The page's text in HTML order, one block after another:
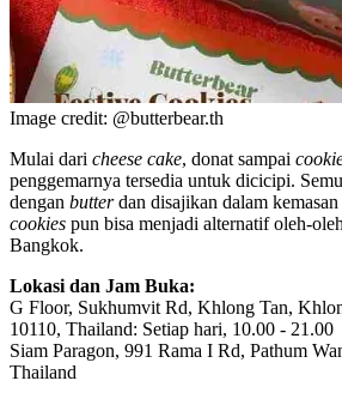
Image credit: @butterbear.th
Mulai dari cheese cake, donat sampai
penggemarnya tersedia untuk dicicipi.
dengan butterdan disajikan dalam
cookies pun bisa menjadi alternatif oleh-
Bangkok.
Lokasi dan Jam Buka:
G Floor, Sukhumvit Rd, Khlong Tan,
10110, Thailand: Setiap hari, 10.00 - 21.00
Siam Paragon, 991 Rama I Rd, Pathum
Thailand